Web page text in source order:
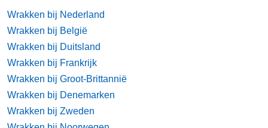
Wrakken bij Nederland
Wrakken bij België
Wrakken bij Duitsland
Wrakken bij Frankrijk
Wrakken bij Groot-Brittannië
Wrakken bij Denemarken
Wrakken bij Zweden